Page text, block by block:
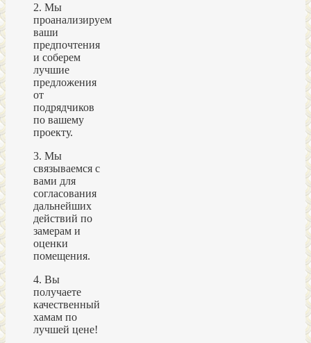
2. Мы
проанализируем
ваши
предпочтения
и соберем
лучшие
предложения
от
подрядчиков
по вашему
проекту.
3. Мы
связываемся с
вами для
согласования
дальнейших
действий по
замерам и
оценки
помещения.
4. Вы
получаете
качественный
хамам по
лучшей цене!